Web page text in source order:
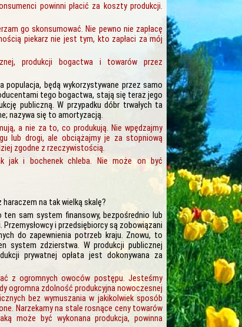
powinni płacić za koszty produkcji.
go skonsumować. Nie pewno nie zapłacę
piekarz nie jest tym, kto zapłaci za mój
produkcji bogactwa i towarów przez
populacja, będą wykorzystywane przez samo
tego bogactwa, stają się teraz jego
publiczną. W przypadku dóbr trwałych ta
nazywa się to amortyzacją.
a nie za to, co produkują. Nie wpędzajmy
lub drogi, ale obciążajmy je za stopniową
zgodne z rzeczywistością.
jak i bochenek chleba. Nie może on być
na tak wielką skalę?
sam system finansowy, bezpośrednio lub
i przedsiębiorcy są zobowiązani
do zapewnienia potrzeb kraju. Znowu, to
system zdzierstwa. W produkcji publicznej
prywatnej opłata jest dokonywana za
z ogromnych owoców postępu. Jesteśmy
ogromna zdolność produkcyjna nowoczesnej
bez wymuszania w jakikolwiek sposób
Narzekamy na stale rosnące ceny towarów
może być wykonana produkcja, powinna